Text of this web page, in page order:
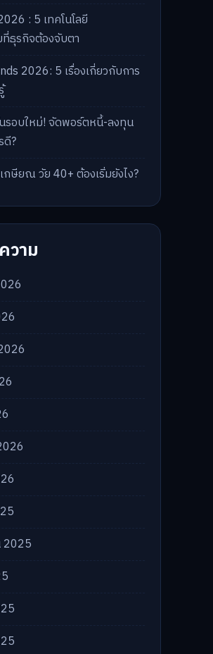
: 5 เทคโนโลยี
ธุรกิจต้องจับตา
2026: 5 เรื่องเกี่ยวกับการ
รอบใหม่! จัดพอร์ตหนี้-ลงทุน
ดี?
ษียณ วัย 40+ ต้องเริ่มยังไง?
วาม